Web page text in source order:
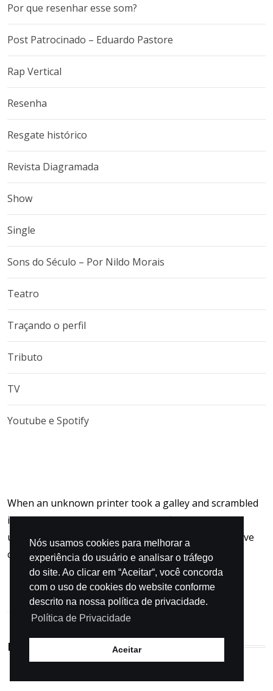
Por que resenhar esse som?
Post Patrocinado – Eduardo Pastore
Rap Vertical
Resenha
Resgate histórico
Revista Diagramada
Show
Single
Sons do Século – Por Nildo Morais
Teatro
Traçando o perfil
Tributo
TV
Youtube e Spotify
When an unknown printer took a galley and scrambled
it to make specimen book not only five When an
unknown printer took a galley and scrambled it to five
centurie.
POPULAR CATEGORIES
Nós usamos cookies para melhorar a
experiência do usuário e analisar o tráfego
do site. Ao clicar em “Aceitar“, você concorda
com o uso de cookies do website conforme
descrito na nossa política de privacidade.
Política de Privacidade
Aceitar